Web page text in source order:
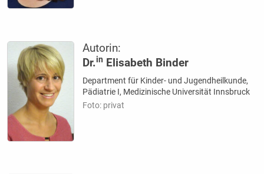
Autorin:
Dr.in Elisabeth Binder
Department für Kinder- und Jugendheilkunde,
Pädiatrie I, Medizinische Universität Innsbruck
Foto: privat